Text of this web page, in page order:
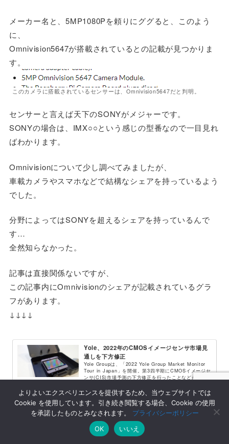
メーカー名と、5MP1080Pを頼りにググると、このよう
に、
Omnivision5647が搭載されているとの記載が見つかりま
す。
このカメラに搭載されているセンサーは、Omnivision5647だと判明。
センサーと言えば天下のSONYがメジャーです。
SONYの場合は、IMX○○という感じの型番なので一目見れ
ばわかります。
Omnivisionについて少し調べてみましたが、
車載カメラやスマホなどで結構なシェアを持っているよう
でした。
分野によってはSONYを超えるシェアを持っているんで
す…
全然知らなかった。
記事は直接関係ないですが、
この記事内にOmnivisionのシェアが記載されているグラ
フがあります。
↓↓↓↓
Yole、2022年のCMOSイメージセンサ市場見
通しを下方修正
Yole Groupは、「2022 Yole Group Market Monitor
Tour in Japan」を開催。第3四半期にCMOSイメージセ
ンサ(CIS)市場予測の下方修正を行ったことなどが報告さ
news.mynavi.jp
センサーの型番を設定ファイルに追記す
よりよいエクスペリエンスを提供するため、当ウェブサイトでは
Cookie を使用しています。引き続き閲覧する場合、Cookie の使用
を承諾したものとみなされます。 プライバシーポリシー
OK
いいえ